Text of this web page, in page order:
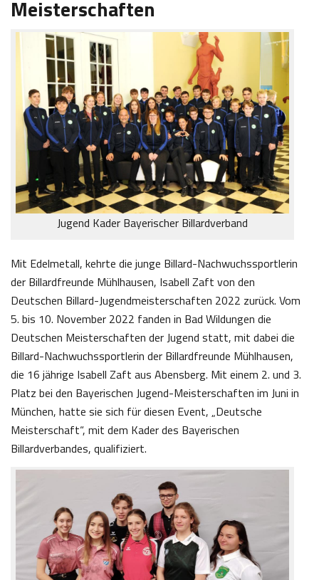
Meisterschaften
Jugend Kader Bayerischer Billardverband
Mit Edelmetall, kehrte die junge Billard-Nachwuchssportlerin
der Billardfreunde Mühlhausen, Isabell Zaft von den
Deutschen Billard-Jugendmeisterschaften 2022 zurück. Vom
5. bis 10. November 2022 fanden in Bad Wildungen die
Deutschen Meisterschaften der Jugend statt, mit dabei die
Billard-Nachwuchssportlerin der Billardfreunde Mühlhausen,
die 16 jährige Isabell Zaft aus Abensberg. Mit einem 2. und 3.
Platz bei den Bayerischen Jugend-Meisterschaften im Juni in
München, hatte sie sich für diesen Event, „Deutsche
Meisterschaft“, mit dem Kader des Bayerischen
Billardverbandes, qualifiziert.